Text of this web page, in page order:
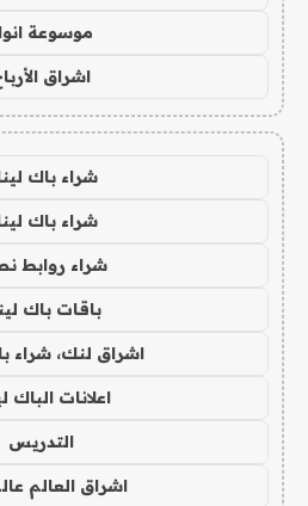
موسوعة
اشراق
شراء باك
شراء باك
شراء روابط
باقات باك
اشراق لنك، شراء
اعلانات الباك
التدريس
اشراق العالم